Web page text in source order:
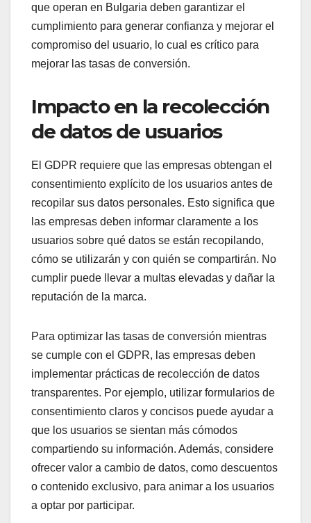
que operan en Bulgaria deben garantizar el
cumplimiento para generar confianza y mejorar el
compromiso del usuario, lo cual es crítico para
mejorar las tasas de conversión.
Impacto en la recolección
de datos de usuarios
El GDPR requiere que las empresas obtengan el
consentimiento explícito de los usuarios antes de
recopilar sus datos personales. Esto significa que
las empresas deben informar claramente a los
usuarios sobre qué datos se están recopilando,
cómo se utilizarán y con quién se compartirán. No
cumplir puede llevar a multas elevadas y dañar la
reputación de la marca.
Para optimizar las tasas de conversión mientras
se cumple con el GDPR, las empresas deben
implementar prácticas de recolección de datos
transparentes. Por ejemplo, utilizar formularios de
consentimiento claros y concisos puede ayudar a
que los usuarios se sientan más cómodos
compartiendo su información. Además, considere
ofrecer valor a cambio de datos, como descuentos
o contenido exclusivo, para animar a los usuarios
a optar por participar.